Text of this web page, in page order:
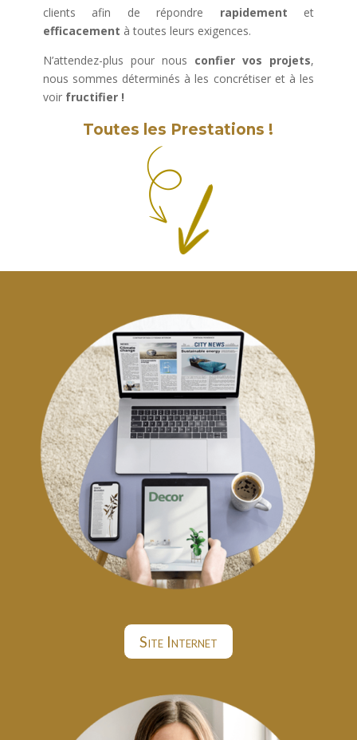
clients afin de répondre rapidement et
efficacement à toutes leurs exigences.
N’attendez-plus pour nous confier vos projets,
nous sommes déterminés à les concrétiser et à les
voir fructifier !
Toutes les Prestations !
Site Internet